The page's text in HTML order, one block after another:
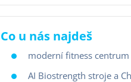
Co u nás najdeš
moderní fitness
AI Biostrength stroje a